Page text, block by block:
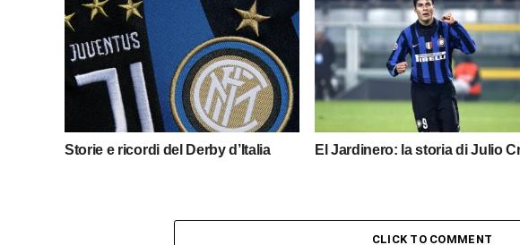
Storie e ricordi del Derby d’Italia El Jardinero: la storia di Julio
CLICK TO COMMENT